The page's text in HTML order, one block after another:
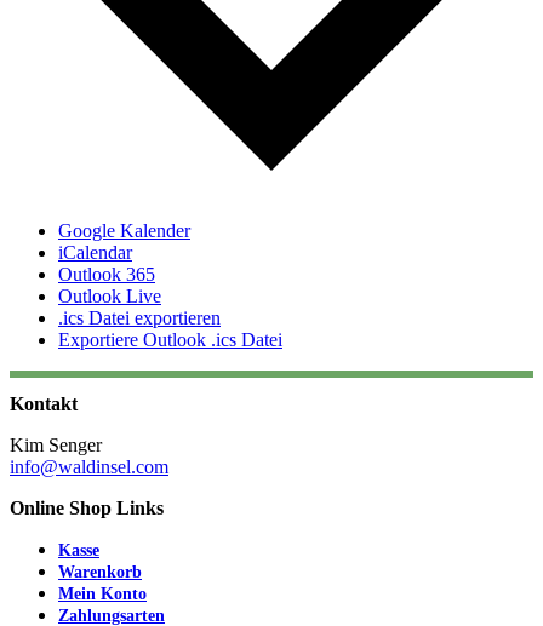
Google Kalender
iCalendar
Outlook 365
Outlook Live
.ics Datei exportieren
Exportiere Outlook .ics Datei
Kontakt
Kim Senger
info@waldinsel.com
Online Shop Links
Kasse
Warenkorb
Mein Konto
Zahlungsarten